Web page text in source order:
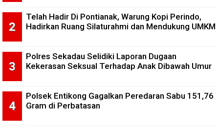
Telah Hadir Di Pontianak, Warung Kopi Perindo,
Hadirkan Ruang Silaturahmi dan Mendukung UMKM
Polres Sekadau Selidiki Laporan Dugaan
Kekerasan Seksual Terhadap Anak Dibawah Umur
Polsek Entikong Gagalkan Peredaran Sabu 151,76
Gram di Perbatasan